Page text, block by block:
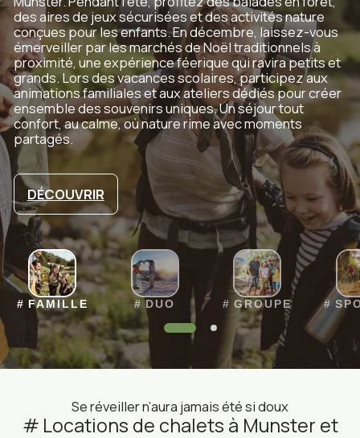
des aires de jeux sécurisées et des activités nature
conçues pour les enfants. En décembre, laissez-vous
émerveiller par les marchés de Noël traditionnels à
proximité, une expérience féerique qui ravira petits et
grands. Lors des vacances scolaires, participez aux
animations familiales et aux ateliers dédiés pour créer
ensemble des souvenirs uniques. Un séjour tout
confort, au calme, où nature rime avec moments
partagés.
DÉCOUVRIR
FAMILLE DUO GROUPE
Se réveiller n’aura jamais été si doux
Locations de chalets à Munster et